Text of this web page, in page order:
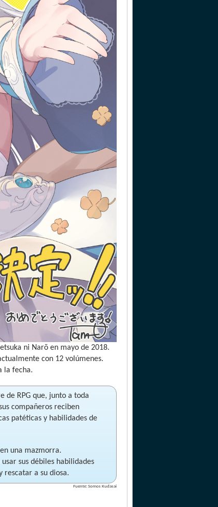
ni Narō en mayo de 2018.
con 12 volúmenes.
la fecha.
de RPG que, junto a toda
compañeros reciben
patéticas y habilidades de
una mazmorra.
sus débiles habilidades
rescatar a su diosa.
Fuente: Somos Kudasai